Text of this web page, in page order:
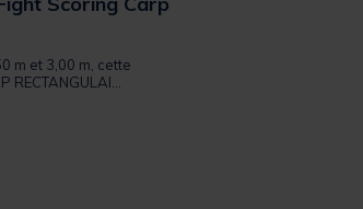
m et 3,00 m, cette
RECTANGULAI...